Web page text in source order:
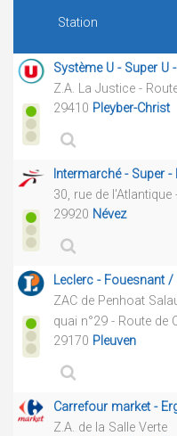
Station
Système U - Super U
Z.A. La Justice -
29410 Pleyber-Christ
Intermarché - Super -
30, rue de l'Atlantique
29920 Névez
Leclerc - Fouesnant /
ZAC de Penhoat
quai n°29 - Route de
29170 Pleuven
Carrefour market -
Z.A. de la Salle Verte